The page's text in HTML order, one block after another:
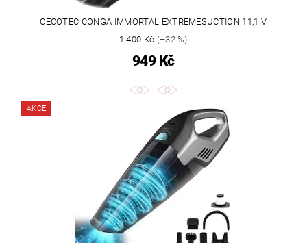
CECOTEC CONGA IMMORTAL EXTREMESUCTION 11,1 V
1 400 Kč(–32 %)
949 Kč
AKCE